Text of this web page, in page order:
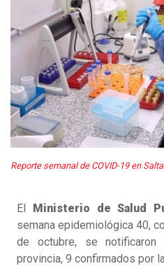
Reporte semanal de COVID-19 en Salta.
El Ministerio de Salud
semana epidemiológica 40,
de octubre, se
provincia, 9 confirmados por